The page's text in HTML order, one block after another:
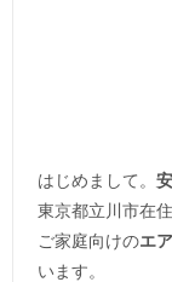
はじめまして。
東京都立川市在住
ご家庭向けのエ
います。